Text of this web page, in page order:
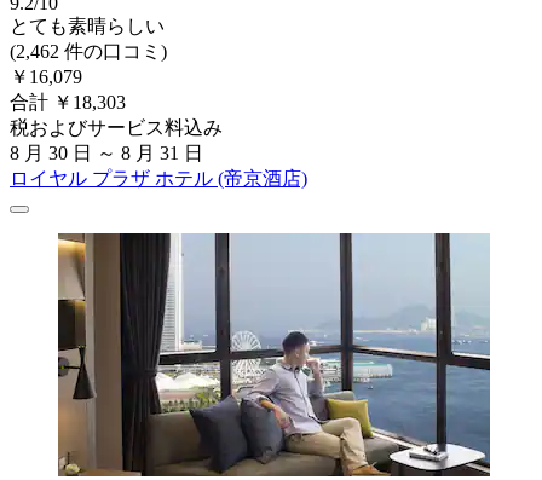
とても素晴らしい
(2,462 件の口コミ)
￥16,079
合計 ￥18,303
税およびサービス料込み
8 月 30 日 ～ 8 月 31 日
ロイヤル プラザ ホテル (帝京酒店)